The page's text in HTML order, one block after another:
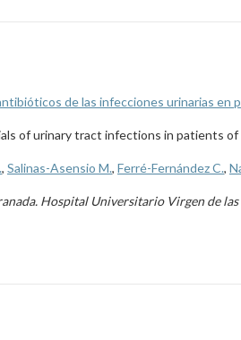
de las infecciones urinarias
of urinary tract infections in patients
, Salinas-Asensio M., Ferré-Fernández C.,
Hospital Universitario Virgen de las